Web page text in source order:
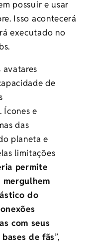
possuir e usar
Isso acontecerá
executado no
avatares
de
Ícones e
das
planeta e
limitações
permite
do
com seus
de fãs”,